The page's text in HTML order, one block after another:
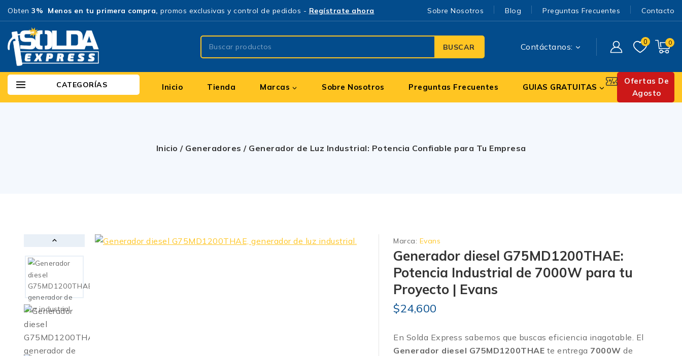
Obten 3% Menos en tu primera compra, promos exclusivas y control de pedidos - Regístrate ahora Sobre Nosotros Blog Preguntas Frecuentes Contacto
BUSCAR Contáctanos: 0 0
CATEGORÍAS Inicio Tienda Marcas Sobre Nosotros Preguntas Frecuentes GUIAS GRATUITAS
Ofertas De
Agosto
Inicio / Generadores / Generador de Luz Industrial: Potencia Confiable para Tu Empresa
Marca: Evans
Generador diesel G75MD1200THAE:
Potencia Industrial de 7000W para tu
Proyecto | Evans
$24,600
En Solda Express sabemos que buscas eficiencia inagotable. El
Generador diesel G75MD1200THAE te entrega 7000W de